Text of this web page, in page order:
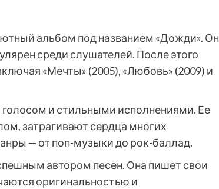
альбом под названием «Дожди». Он
среди слушателей. После этого
«Мечты» (2005), «Любовь» (2009) и
и стильными исполнениями. Ее
затрагивают сердца многих
— от поп-музыки до рок-баллад.
автором песен. Она пишет свои
оригинальностью и